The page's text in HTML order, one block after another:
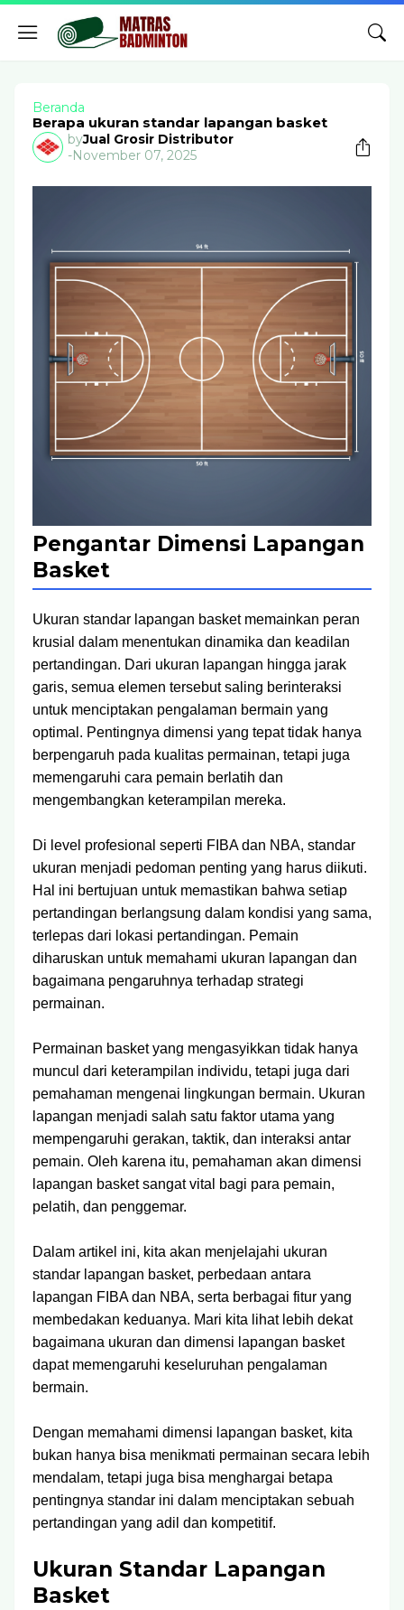
Beranda
Berapa ukuran standar lapangan basket
byJual Grosir Distributor
-November 07, 2025
Pengantar Dimensi Lapangan
Basket
Ukuran standar lapangan basket memainkan peran
krusial dalam menentukan dinamika dan keadilan
pertandingan. Dari ukuran lapangan hingga jarak
garis, semua elemen tersebut saling berinteraksi
untuk menciptakan pengalaman bermain yang
optimal. Pentingnya dimensi yang tepat tidak hanya
berpengaruh pada kualitas permainan, tetapi juga
memengaruhi cara pemain berlatih dan
mengembangkan keterampilan mereka.
Di level profesional seperti FIBA dan NBA, standar
ukuran menjadi pedoman penting yang harus diikuti.
Hal ini bertujuan untuk memastikan bahwa setiap
pertandingan berlangsung dalam kondisi yang sama,
terlepas dari lokasi pertandingan. Pemain
diharuskan untuk memahami ukuran lapangan dan
bagaimana pengaruhnya terhadap strategi
permainan.
Permainan basket yang mengasyikkan tidak hanya
muncul dari keterampilan individu, tetapi juga dari
pemahaman mengenai lingkungan bermain. Ukuran
lapangan menjadi salah satu faktor utama yang
mempengaruhi gerakan, taktik, dan interaksi antar
pemain. Oleh karena itu, pemahaman akan dimensi
lapangan basket sangat vital bagi para pemain,
pelatih, dan penggemar.
Dalam artikel ini, kita akan menjelajahi ukuran
standar lapangan basket, perbedaan antara
lapangan FIBA dan NBA, serta berbagai fitur yang
membedakan keduanya. Mari kita lihat lebih dekat
bagaimana ukuran dan dimensi lapangan basket
dapat memengaruhi keseluruhan pengalaman
bermain.
Dengan memahami dimensi lapangan basket, kita
bukan hanya bisa menikmati permainan secara lebih
mendalam, tetapi juga bisa menghargai betapa
pentingnya standar ini dalam menciptakan sebuah
pertandingan yang adil dan kompetitif.
Ukuran Standar Lapangan
Basket